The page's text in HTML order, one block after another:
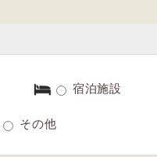
宿泊施設
その他